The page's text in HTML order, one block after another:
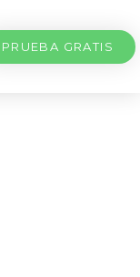
PRUEBA GRATIS